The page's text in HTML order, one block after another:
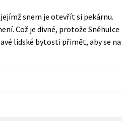
snem je otevřít si pekárnu.
Což je divné, protože Sněhulce
lidské bytosti přimět, aby se na